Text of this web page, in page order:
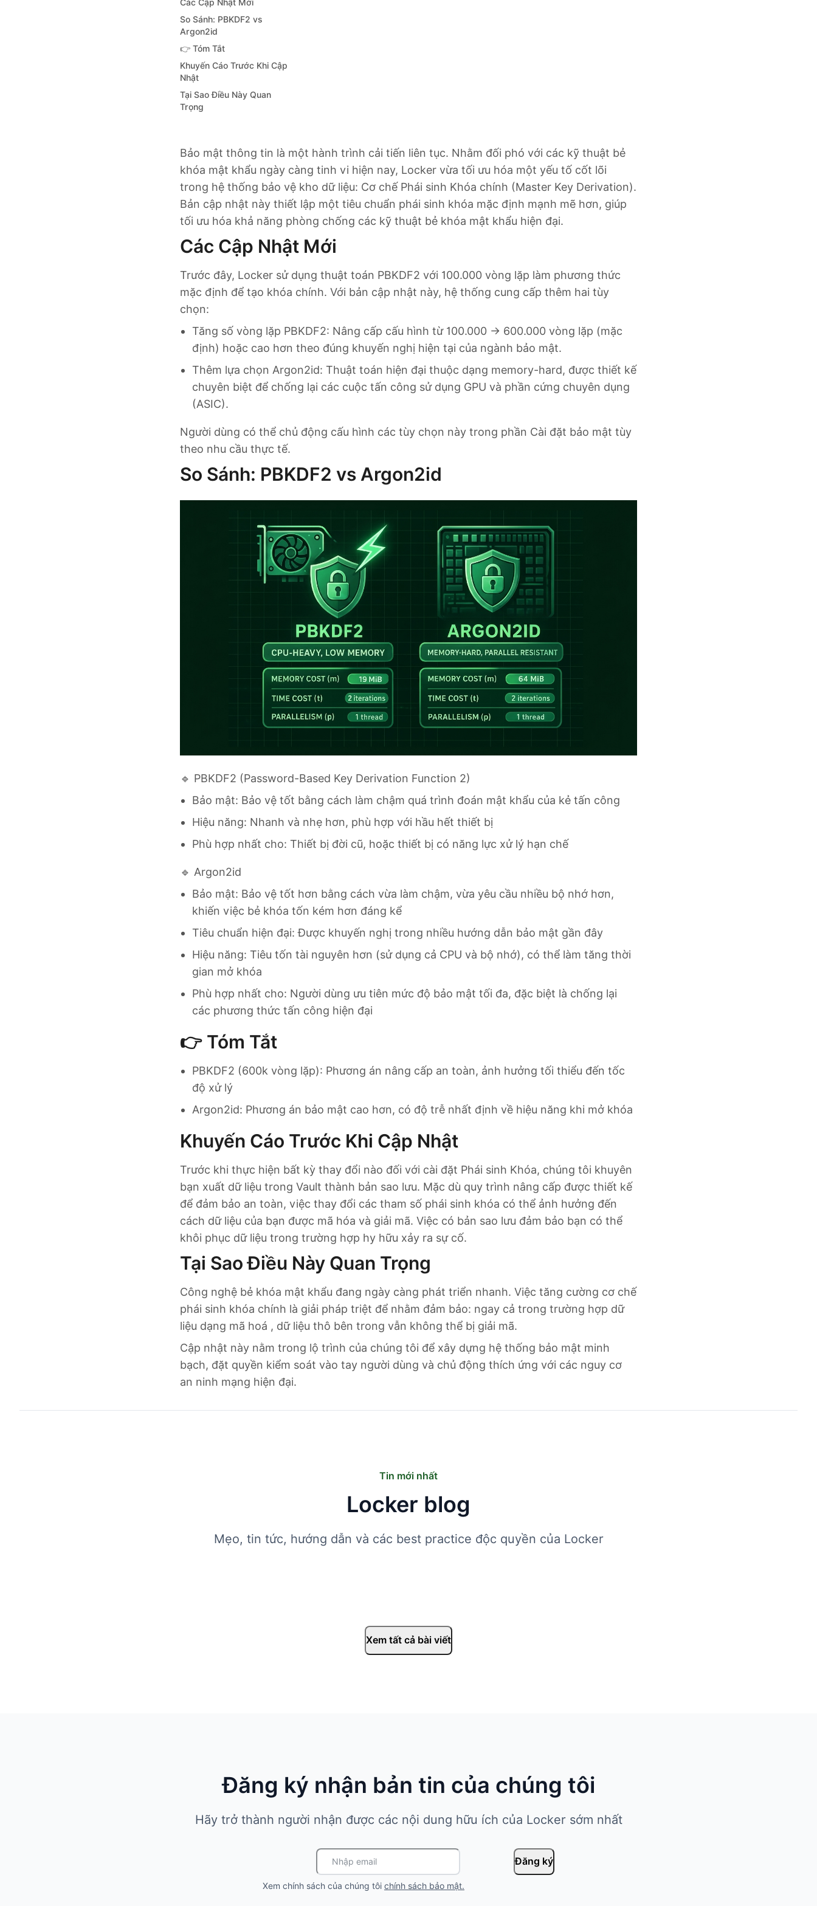
Các Cập Nhật Mới
So Sánh: PBKDF2 vs
Argon2id
👉 Tóm Tắt
Khuyến Cáo Trước Khi Cập
Nhật
Tại Sao Điều Này Quan
Trọng
Bảo mật thông tin là một hành trình cải tiến liên tục. Nhằm đối phó với các kỹ thuật bẻ
khóa mật khẩu ngày càng tinh vi hiện nay, Locker vừa tối ưu hóa một yếu tố cốt lõi
trong hệ thống bảo vệ kho dữ liệu: Cơ chế Phái sinh Khóa chính (Master Key Derivation).
Bản cập nhật này thiết lập một tiêu chuẩn phái sinh khóa mặc định mạnh mẽ hơn, giúp
tối ưu hóa khả năng phòng chống các kỹ thuật bẻ khóa mật khẩu hiện đại.
Các Cập Nhật Mới
Trước đây, Locker sử dụng thuật toán PBKDF2 với 100.000 vòng lặp làm phương thức
mặc định để tạo khóa chính. Với bản cập nhật này, hệ thống cung cấp thêm hai tùy
chọn:
Tăng số vòng lặp PBKDF2: Nâng cấp cấu hình từ 100.000 → 600.000 vòng lặp (mặc
định) hoặc cao hơn theo đúng khuyến nghị hiện tại của ngành bảo mật.
Thêm lựa chọn Argon2id: Thuật toán hiện đại thuộc dạng memory-hard, được thiết kế
chuyên biệt để chống lại các cuộc tấn công sử dụng GPU và phần cứng chuyên dụng
(ASIC).
Người dùng có thể chủ động cấu hình các tùy chọn này trong phần Cài đặt bảo mật tùy
theo nhu cầu thực tế.
So Sánh: PBKDF2 vs Argon2id
🔹 PBKDF2 (Password-Based Key Derivation Function 2)
Bảo mật: Bảo vệ tốt bằng cách làm chậm quá trình đoán mật khẩu của kẻ tấn công
Hiệu năng: Nhanh và nhẹ hơn, phù hợp với hầu hết thiết bị
Phù hợp nhất cho: Thiết bị đời cũ, hoặc thiết bị có năng lực xử lý hạn chế
🔹 Argon2id
Bảo mật: Bảo vệ tốt hơn bằng cách vừa làm chậm, vừa yêu cầu nhiều bộ nhớ hơn,
khiến việc bẻ khóa tốn kém hơn đáng kể
Tiêu chuẩn hiện đại: Được khuyến nghị trong nhiều hướng dẫn bảo mật gần đây
Hiệu năng: Tiêu tốn tài nguyên hơn (sử dụng cả CPU và bộ nhớ), có thể làm tăng thời
gian mở khóa
Phù hợp nhất cho: Người dùng ưu tiên mức độ bảo mật tối đa, đặc biệt là chống lại
các phương thức tấn công hiện đại
👉 Tóm Tắt
PBKDF2 (600k vòng lặp): Phương án nâng cấp an toàn, ảnh hưởng tối thiểu đến tốc
độ xử lý
Argon2id: Phương án bảo mật cao hơn, có độ trễ nhất định về hiệu năng khi mở khóa
Khuyến Cáo Trước Khi Cập Nhật
Trước khi thực hiện bất kỳ thay đổi nào đối với cài đặt Phái sinh Khóa, chúng tôi khuyên
bạn xuất dữ liệu trong Vault thành bản sao lưu. Mặc dù quy trình nâng cấp được thiết kế
để đảm bảo an toàn, việc thay đổi các tham số phái sinh khóa có thể ảnh hưởng đến
cách dữ liệu của bạn được mã hóa và giải mã. Việc có bản sao lưu đảm bảo bạn có thể
khôi phục dữ liệu trong trường hợp hy hữu xảy ra sự cố.
Tại Sao Điều Này Quan Trọng
Công nghệ bẻ khóa mật khẩu đang ngày càng phát triển nhanh. Việc tăng cường cơ chế
phái sinh khóa chính là giải pháp triệt để nhằm đảm bảo: ngay cả trong trường hợp dữ
liệu dạng mã hoá , dữ liệu thô bên trong vẫn không thể bị giải mã.
Cập nhật này nằm trong lộ trình của chúng tôi để xây dựng hệ thống bảo mật minh
bạch, đặt quyền kiểm soát vào tay người dùng và chủ động thích ứng với các nguy cơ
an ninh mạng hiện đại.
Tin mới nhất
Locker blog
Mẹo, tin tức, hướng dẫn và các best practice độc quyền của Locker
Xem tất cả bài viết
Đăng ký nhận bản tin của chúng tôi
Hãy trở thành người nhận được các nội dung hữu ích của Locker sớm nhất
Đăng ký
Xem chính sách của chúng tôi chính sách bảo mật.